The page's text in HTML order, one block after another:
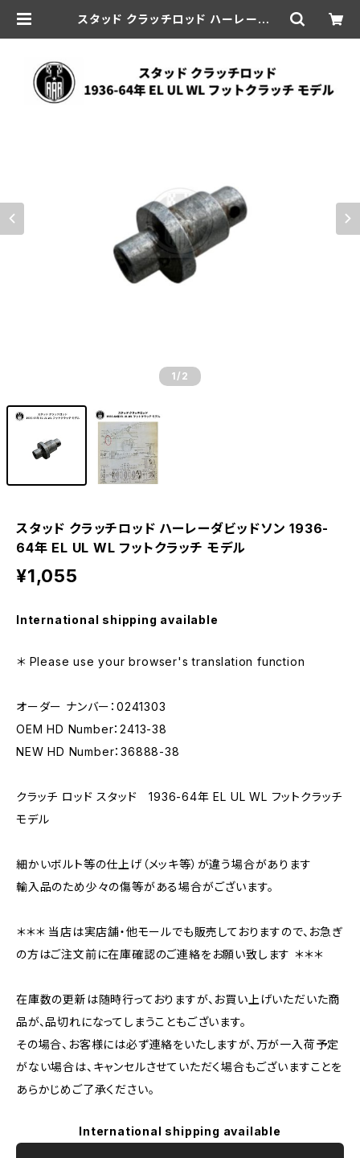
スタッド クラッチロッド ハーレーダビ
1 /2
スタッド クラッチロッド ハーレーダビッドソン 1936-
64年 EL UL WL フットクラッチ モデル
¥1,055
International shipping available
＊ Please use your browser's translation function
オーダー ナンバー：0241303
OEM HD Number：2413-38
NEW HD Number：36888-38
クラッチ ロッド スタッド 1936-64年 EL UL WL フットクラッチ
モデル
細かいボルト等の仕上げ（メッキ等）が違う場合があります
輸入品のため少々の傷等がある場合がございます。
＊＊＊ 当店は実店舗・他モールでも販売しておりますので、お急ぎ
の方はご注文前に在庫確認のご連絡をお願い致します ＊＊＊
在庫数の更新は随時行っておりますが、お買い上げいただいた商
品が、品切れになってしまうこともございます。
その場合、お客様には必ず連絡をいたしますが、万が一入荷予定
がない場合は、キャンセルさせていただく場合もございますことを
あらかじめご了承ください。
International shipping available